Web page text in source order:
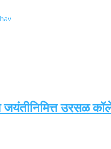
जयंतीनिमित्त उरसळ